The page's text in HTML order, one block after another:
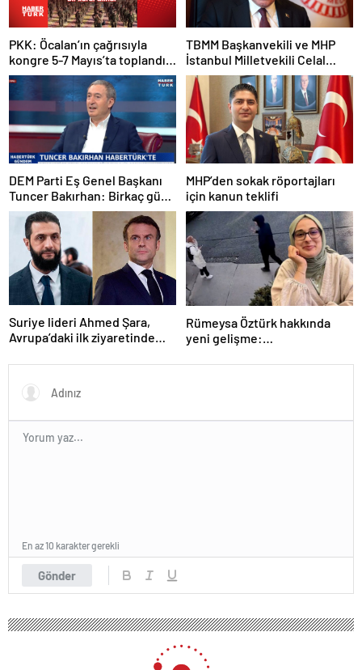
PKK: Öcalan’ın çağrısıyla
kongre 5-7 Mayıs’ta toplandı!
Tarihi bir karar alındı!
TBMM Başkanvekili ve MHP
İstanbul Milletvekili Celal
Adan: Kan ve kin devri
kapanmıştır
DEM Parti Eş Genel Başkanı
Tuncer Bakırhan: Birkaç gün
içerisinde kongre kararları
açıklanacak
MHP’den sokak röportajları
için kanun teklifi
Suriye lideri Ahmed Şara,
Avrupa’daki ilk ziyaretinde
Rümeysa Öztürk hakkında
yeni gelişme:
geciktirilmemesini istedi
Gönder
En az 10 karakter gerekli